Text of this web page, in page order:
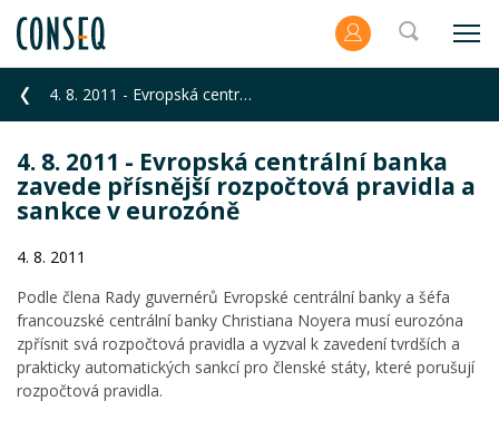
4. 8. 2011 - Evropská centrální banka zavede přísnější rozpočtová pravidla a sankce v eurozóně
4. 8. 2011 - Evropská centrální banka
zavede přísnější rozpočtová pravidla a
sankce v eurozóně
4. 8. 2011
Podle člena Rady guvernérů Evropské centrální banky a šéfa
francouzské centrální banky Christiana Noyera musí eurozóna
zpřísnit svá rozpočtová pravidla a vyzval k zavedení tvrdších a
prakticky automatických sankcí pro členské státy, které porušují
rozpočtová pravidla.